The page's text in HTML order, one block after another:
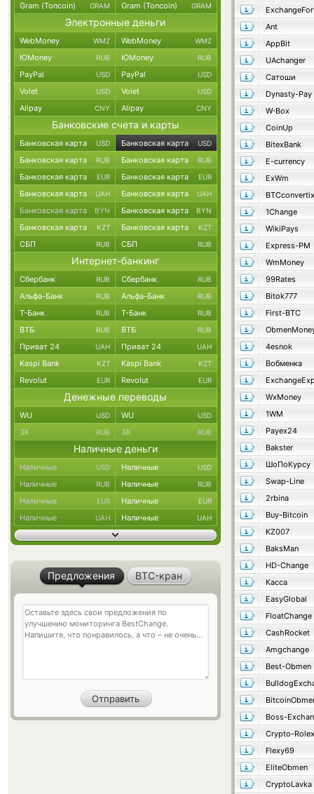
Ant
AppBit
UAchanger
Сатоши
Dynasty-Pay
W-Box
CoinUp
BitexBank
E-currency
ExWm
BTCconvertix
1Change
WikiPays
Express-PM
WmMoney
99Rates
Bitok777
First-BTC
4esnok
Вобменка
WxMoney
1WM
Payex24
Bakster
ШоПоКурсу
Swap-Line
2rbina
Buy-Bitcoin
KZ007
BaksMan
HD-Change
Касса
EasyGlobal
FloatChange
CashRocket
Amgchange
Best-Obmen
Boss-
Crypto-Rolex
Flexy69
EliteObmen
CryptoLavka
Gram (Toncoin) GRAM Gram (Toncoin) GRAM
Электронные деньги
WebMoney WMZ WebMoney WMZ
ЮMoney RUB ЮMoney RUB
PayPal USD PayPal USD
Volet USD Volet USD
Alipay CNY Alipay CNY
Банковские счета и карты
Банковская карта USD Банковская карта USD
Банковская карта RUB Банковская карта RUB
Банковская карта EUR Банковская карта EUR
Банковская карта UAH Банковская карта UAH
Банковская карта BYN Банковская карта BYN
Банковская карта KZT Банковская карта KZT
СБП RUB СБП RUB
Интернет-банкинг
Сбербанк RUB Сбербанк RUB
Альфа-Банк RUB Альфа-Банк RUB
Т-Банк RUB Т-Банк RUB
ВТБ RUB ВТБ RUB
Приват 24 UAH Приват 24 UAH
Kaspi Bank KZT Kaspi Bank KZT
Revolut EUR Revolut EUR
Денежные переводы
WU USD WU USD
ЗК RUB ЗК RUB
Наличные деньги
Наличные USD Наличные USD
Наличные RUB Наличные RUB
Наличные EUR Наличные EUR
Наличные UAH Наличные UAH
Предложения BTC-кран